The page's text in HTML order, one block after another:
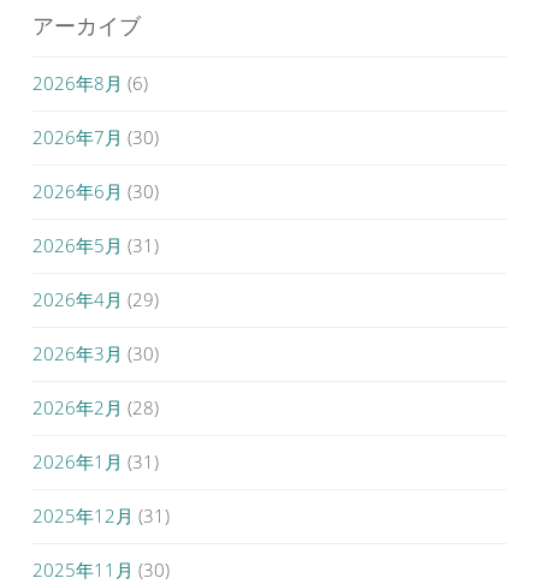
アーカイブ
2026年8月 (6)
2026年7月 (30)
2026年6月 (30)
2026年5月 (31)
2026年4月 (29)
2026年3月 (30)
2026年2月 (28)
2026年1月 (31)
2025年12月 (31)
2025年11月 (30)